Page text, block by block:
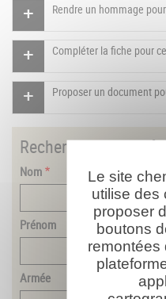
Rendre un hommage
Compléter la fiche pour
Proposer un document
Rechercherun
Nom
Prénom
Armée
Le site
utilise des
proposer
boutons
remontées